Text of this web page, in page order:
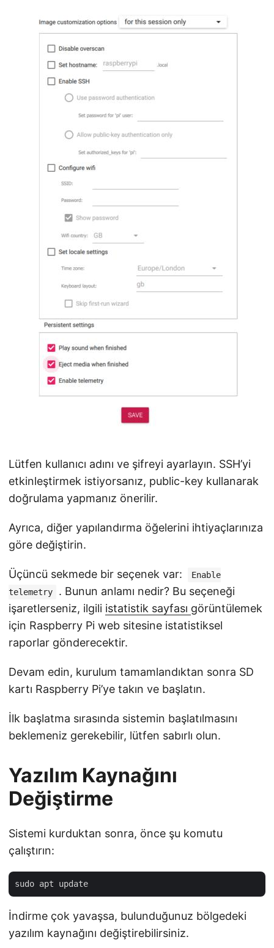
Lütfen kullanıcı adını ve şifreyi ayarlayın. SSH’yi
etkinleştirmek istiyorsanız, public-key kullanarak
doğrulama yapmanız önerilir.
Ayrıca, diğer yapılandırma öğelerini ihtiyaçlarınıza
göre değiştirin.
Üçüncü sekmede bir seçenek var:
Enable
telemetry
. Bunun anlamı nedir? Bu seçeneği
işaretlerseniz, ilgili istatistik sayfası görüntülemek
için Raspberry Pi web sitesine istatistiksel
raporlar gönderecektir.
Devam edin, kurulum tamamlandıktan sonra SD
kartı Raspberry Pi’ye takın ve başlatın.
İlk başlatma sırasında sistemin başlatılmasını
beklemeniz gerekebilir, lütfen sabırlı olun.
Yazılım Kaynağını
Değiştirme
Sistemi kurduktan sonra, önce şu komutu
çalıştırın:
İndirme çok yavaşsa, bulunduğunuz bölgedeki
yazılım kaynağını değiştirebilirsiniz.